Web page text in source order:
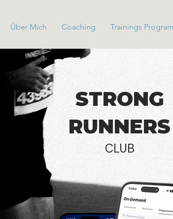
Über Mich Coaching Trainings
STRONG
RUNNERS
CLUB